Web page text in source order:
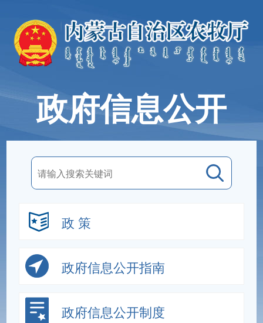
政府信息公开
政 策
政府信息公开指南
政府信息公开制度